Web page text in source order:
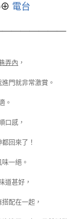
⊕ 電台
弄內 ，
門就非常激賞。
。
口感，
回來了！
一絕。
道甚好，
配在一起，